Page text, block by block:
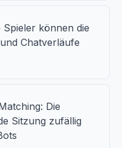
Spieler können die
Chatverläufe
Die
Sitzung zufällig